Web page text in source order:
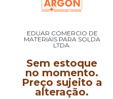
EDUAR COMERCIO DE
MATERIAIS PARA SOLDA
LTDA
Sem estoque
no momento.
Preço sujeito a
alteração.